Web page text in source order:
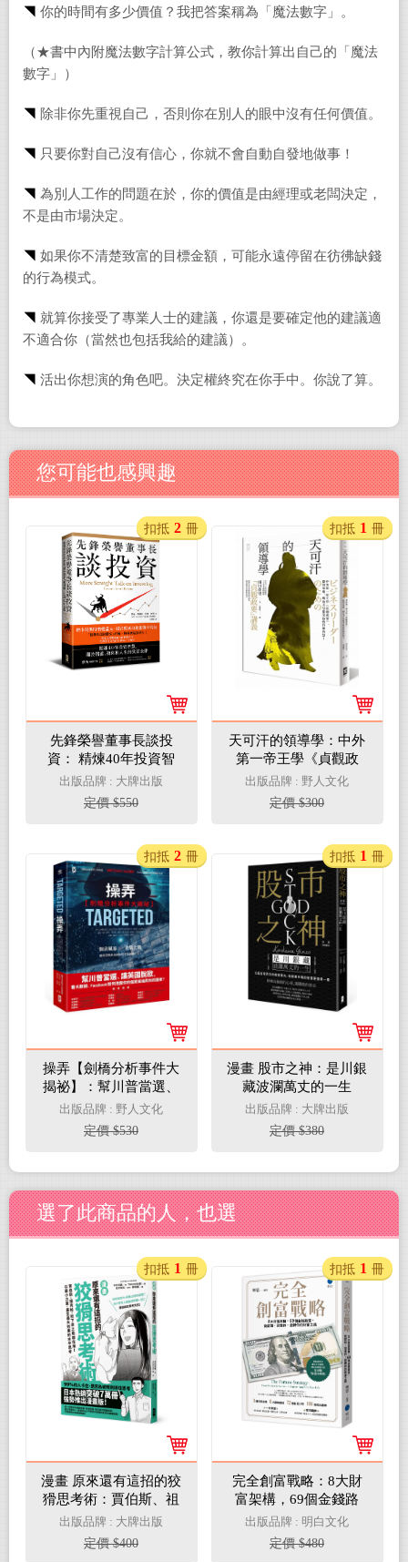
◥ 你的時間有多少價值？我把答案稱為「魔法數字」。
（★書中內附魔法數字計算公式，教你計算出自己的「魔法
數字」）
◥ 除非你先重視自己，否則你在別人的眼中沒有任何價值。
◥ 只要你對自己沒有信心，你就不會自動自發地做事！
◥ 為別人工作的問題在於，你的價值是由經理或老闆決定，
不是由市場決定。
◥ 如果你不清楚致富的目標金額，可能永遠停留在彷彿缺錢
的行為模式。
◥ 就算你接受了專業人士的建議，你還是要確定他的建議適
不適合你（當然也包括我給的建議）。
◥ 活出你想演的角色吧。決定權終究在你手中。你說了算。
您可能也感興趣
先鋒榮譽董事長談投
資： 精煉40年投資智
慧，關於儲蓄、複利和
人生的致富金律
出版品牌 : 大牌出版
定價 $550
扣抵 2 冊
天可汗的領導學：中外
第一帝王學《貞觀政
要》，德川家康、明治
天皇都受益的管理智
慧！
出版品牌 : 野人文化
定價 $300
扣抵 1 冊
操弄【劍橋分析事件大
揭祕】：幫川普當選、
讓英國脫歐，看大數
據、Facebook如何洩露
你的個資來操弄你的選
出版品牌 : 野人文化
定價 $530
扣抵 2 冊
漫畫 股市之神：是川銀
藏波瀾萬丈的一生
出版品牌 : 大牌出版
定價 $380
扣抵 1 冊
選了此商品的人，也選
漫畫 原來還有這招的狡
猾思考術：賈伯斯、祖
克柏、松下幸之助都在
用！以最小力量，產生
最大效果的水平思考
出版品牌 : 大牌出版
定價 $400
扣抵 1 冊
完全創富戰略：8大財
富架構，69個金錢路
徑，從認知，到實作，
逆轉你的財富之路
出版品牌 : 明白文化
定價 $480
扣抵 1 冊